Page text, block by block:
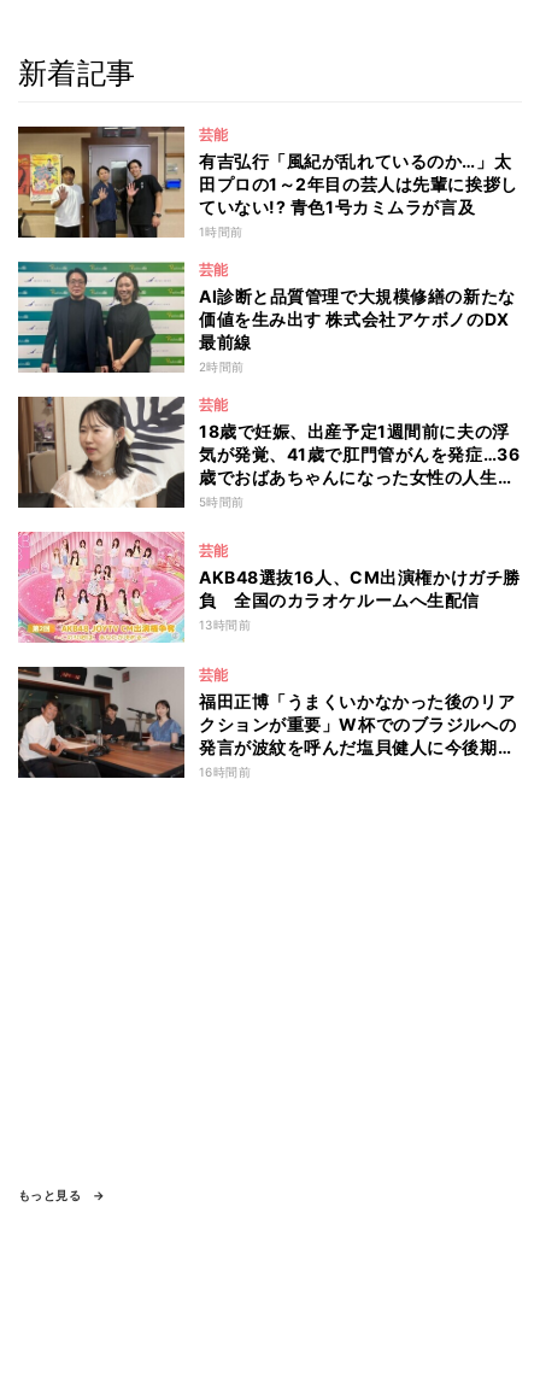
新着記事
芸能
有吉弘行「風紀が乱れているのか…」太
田プロの1～2年目の芸人は先輩に挨拶し
ていない!? 青色1号カミムラが言及
1時間前
芸能
AI診断と品質管理で大規模修繕の新たな
価値を生み出す 株式会社アケボノのDX
最前線
2時間前
芸能
18歳で妊娠、出産予定1週間前に夫の浮
気が発覚、41歳で肛門管がんを発症…36
歳でおばあちゃんになった女性の人生に
島田珠代も思わず涙 『愛のハイエナ
5時間前
芸能
AKB48選抜16人、CM出演権かけガチ勝
負 全国のカラオケルームへ生配信
13時間前
芸能
福田正博「うまくいかなかった後のリア
クションが重要」W杯でのブラジルへの
発言が波紋を呼んだ塩貝健人に今後期待
することは？
16時間前
もっと見る